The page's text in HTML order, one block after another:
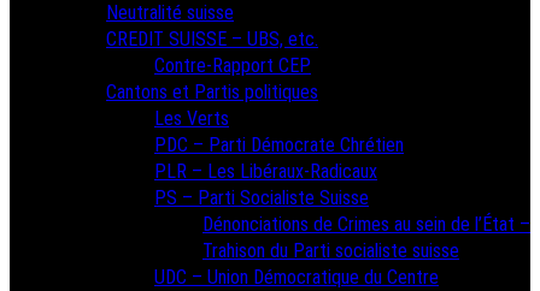
Neutralité suisse
CREDIT SUISSE – UBS, etc.
Contre-Rapport CEP
Cantons et Partis politiques
Les Verts
PDC – Parti Démocrate Chrétien
PLR – Les Libéraux-Radicaux
PS – Parti Socialiste Suisse
Dénonciations de Crimes au sein de l’État –
Trahison du Parti socialiste suisse
UDC – Union Démocratique du Centre